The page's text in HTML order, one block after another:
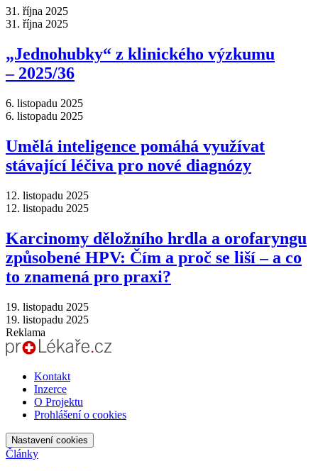
31. října 2025
31. října 2025
„Jednohubky“ z klinického výzkumu
–⁠ 2025/36
6. listopadu 2025
6. listopadu 2025
Umělá inteligence pomáhá využívat
stávající léčiva pro nové diagnózy
12. listopadu 2025
12. listopadu 2025
Karcinomy děložního hrdla a orofaryngu
způsobené HPV: Čím a proč se liší –⁠ a co
to znamená pro praxi?
19. listopadu 2025
19. listopadu 2025
Reklama
Kontakt
Inzerce
O Projektu
Prohlášení o cookies
Nastavení cookies
Články